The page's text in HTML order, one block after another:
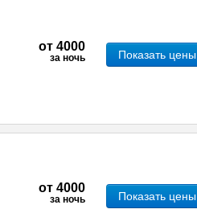
от 4000
за ночь Показать цены
от 4000
за ночь Показать цены